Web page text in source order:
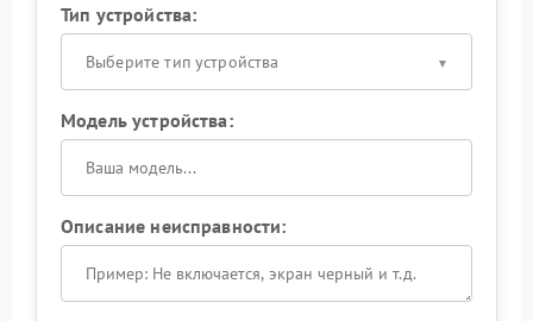
Тип устройства:
Выберите тип устройства
Модель устройства:
Описание неисправности: